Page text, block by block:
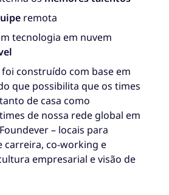
remota
tecnologia em nuvem
foi construído com base em
que possibilita que os times
de casa como
de nossa rede global em
– locais para
carreira, co-working e
empresarial e visão de